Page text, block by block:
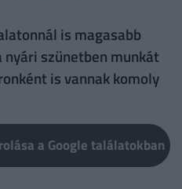
is magasabb
szünetben munkát
is vannak komoly
a Google találatokban